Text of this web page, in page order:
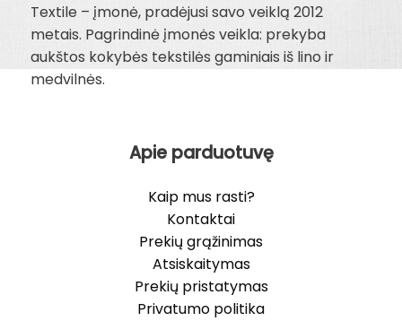
Textile – įmonė, pradėjusi savo veiklą 2012
metais. Pagrindinė įmonės veikla: prekyba
aukštos kokybės tekstilės gaminiais iš lino ir
medvilnės.
Apie parduotuvę
Kaip mus rasti?
Kontaktai
Prekių grąžinimas
Atsiskaitymas
Prekių pristatymas
Privatumo politika